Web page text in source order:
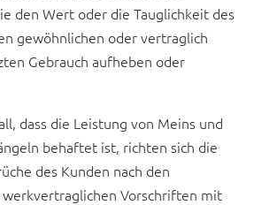
den Wert oder die Tauglichkeit des
gewöhnlichen oder vertraglich
Gebrauch aufheben oder
dass die Leistung von Meins und
behaftet ist, richten sich die
des Kunden nach den
werkvertraglichen Vorschriften mit